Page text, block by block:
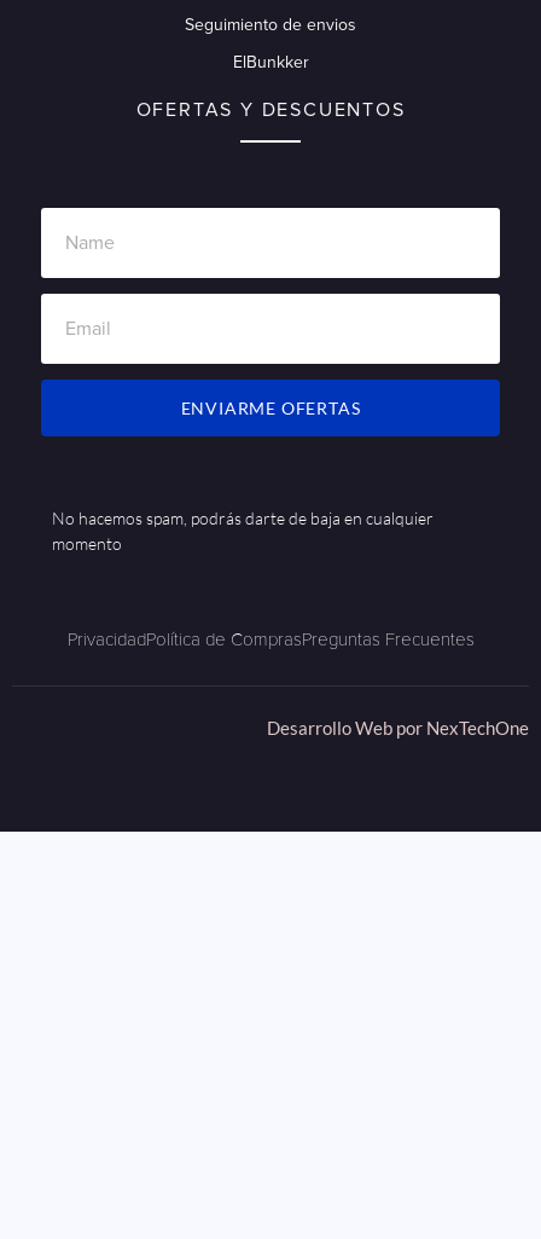
Seguimiento de envios
ElBunkker
OFERTAS Y DESCUENTOS
ENVIARME OFERTAS
No hacemos spam, podrás darte de baja en cualquier
momento
PrivacidadPolítica de ComprasPreguntas Frecuentes
Desarrollo Web por NexTechOne